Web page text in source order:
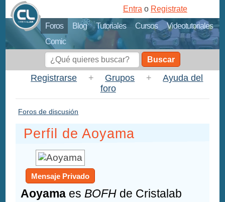
Foros Blog Tutoriales Cursos
Videotutoriales
Comic
Entra o Registrate
Buscar
Registrarse + Grupos +
Ayuda del
foro
Foros de discusión
Perfil de Aoyama
Mensaje Privado
Aoyama esBOFH de Cristalab